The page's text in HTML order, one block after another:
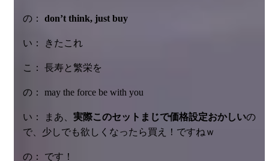
の： don’t think, just buy
い： きたこれ
こ： 長寿と繁栄を
の： may the force be with you
い： まあ、 実際このセットまじで価格設定おかしいの
で、少しでも欲しくなったら買え！ですねｗ
の： です！